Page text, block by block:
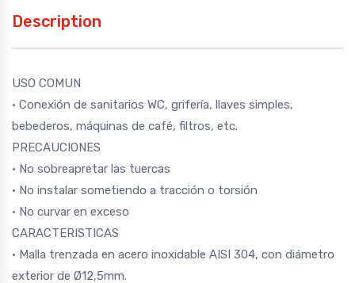
Description
USO COMUN
· Conexión de sanitarios WC, grifería, llaves simples,
bebederos, máquinas de café, filtros, etc.
PRECAUCIONES
· No sobreapretar las tuercas
· No instalar sometiendo a tracción o torsión
· No curvar en exceso
CARACTERISTICAS
· Malla trenzada en acero inoxidable AISI 304, con diámetro
exterior de Ø12,5mm.